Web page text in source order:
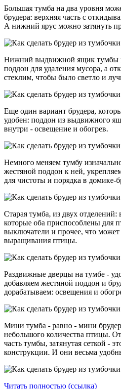
Большая тумба на два уровня
брудера: верхняя часть с
А нижний ярус можно затянуть
Нижний выдвижной ящик тумбы
поддон для удаления мусора, а
стеклим, чтобы было светло и
Еще один вариант брудера,
удобен: поддон из выдвижного
внутри - освещение и обогрев.
Немного меняем тумбу
жестяной поддон к ней,
для чистоты и порядка в домике-
Старая тумба, из двух
которые оба приспособлены для
выключатели и прочее, что может
выращивания птицы.
Раздвижные дверцы на тумбе -
добавляем жестяной поддон и
дорабатываем: освещения и
Мини тумба - равно - мини
небольшого количества птицы.
часть тумбы, затянутая сеткой -
конструкции. И они весьма
Читать полностью (ссылка)